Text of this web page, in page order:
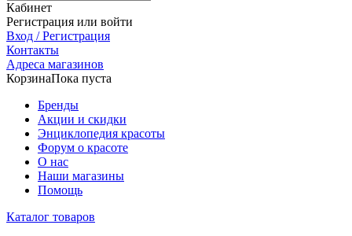
Кабинет
Регистрация или войти
Вход / Регистрация
Контакты
Адреса магазинов
КорзинаПока пуста
Бренды
Акции и скидки
Энциклопедия красоты
Форум о красоте
О нас
Наши магазины
Помощь
Каталог товаров